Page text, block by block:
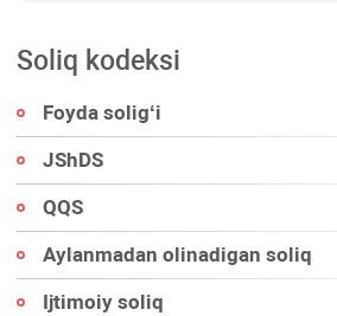
Soliq kodeksi
Foyda soligʻi
JShDS
QQS
Aylanmadan olinadigan soliq
Ijtimoiy soliq